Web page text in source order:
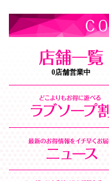
0店舗営業中